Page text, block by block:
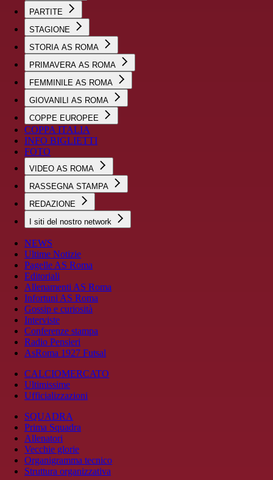
PARTITE
STAGIONE
STORIA AS ROMA
PRIMAVERA AS ROMA
FEMMINILE AS ROMA
GIOVANILI AS ROMA
COPPE EUROPEE
COPPA ITALIA
INFO BIGLIETTI
FOTO
VIDEO AS ROMA
RASSEGNA STAMPA
REDAZIONE
I siti del nostro network
NEWS
Ultime Notizie
Pagelle AS Roma
Editoriali
Allenamenti AS Roma
Infortuni AS Roma
Gossip e curiosità
Interviste
Conferenze stampa
Radio Pensieri
AsRoma 1927 Futsal
CALCIOMERCATO
Ultimissime
Ufficializzazioni
SQUADRA
Prima Squadra
Allenatori
Vecchie glorie
Organigramma tecnico
Struttura organizzativa